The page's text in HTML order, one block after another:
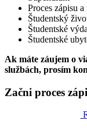
Proces zápisu
Študentský
Študentské
Študentské
Ak máte záujem o
službách, prosím
Začni proces